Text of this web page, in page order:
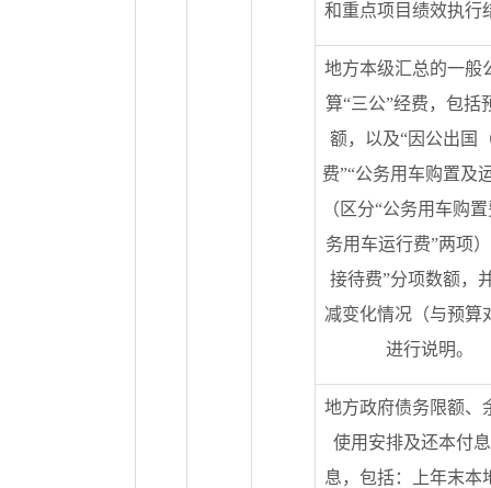
和重点项目绩效执行
地方本级汇总的一般
算“三公”经费，包括
额，以及“因公出国
费”“公务用车购置及
（区分“公务用车购置
务用车运行费”两项
接待费”分项数额，
减变化情况（与预算
进行说明。
地方政府债务限额、
使用安排及还本付
息，包括：上年末本